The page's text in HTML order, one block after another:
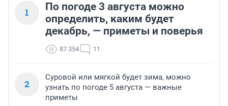
1
По погоде 3 августа можно
определить, каким будет
декабрь, — приметы и поверья
87 354 11
2
Суровой или мягкой будет зима, можно
узнать по погоде 5 августа — важные
приметы